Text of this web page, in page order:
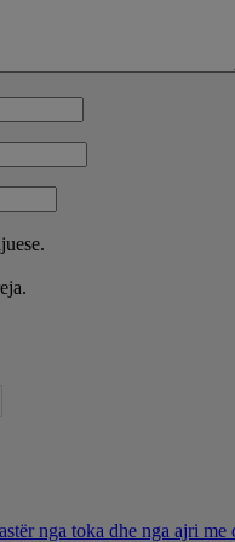
nga toka dhe nga ajri me